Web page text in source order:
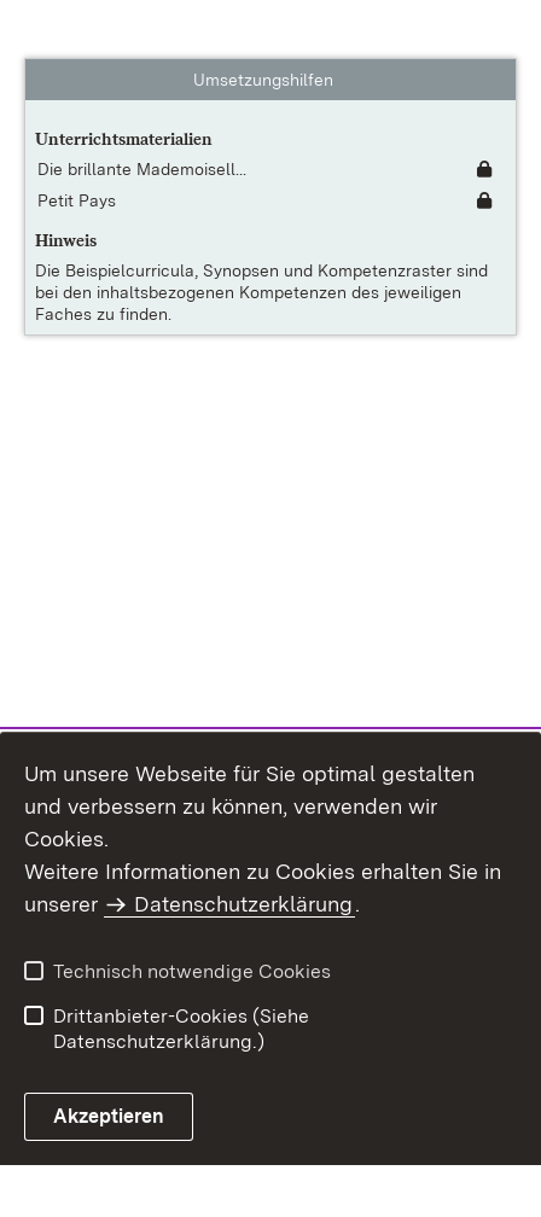
Umsetzungshilfen
Unterrichtsmaterialien
Die brillante Mademoisell...
Petit Pays
Hinweis
Die Beispielcurricula, Synopsen und Kompetenzraster sind
bei den inhaltsbezogenen Kompetenzen des jeweiligen
Faches zu finden.
Um unsere Webseite für Sie optimal gestalten
und verbessern zu können, verwenden wir
Cookies.
Weitere Informationen zu Cookies erhalten Sie in
unserer
Datenschutzerklärung.
Technisch notwendige Cookies
Drittanbieter-Cookies (Siehe
Datenschutzerklärung.)
Akzeptieren